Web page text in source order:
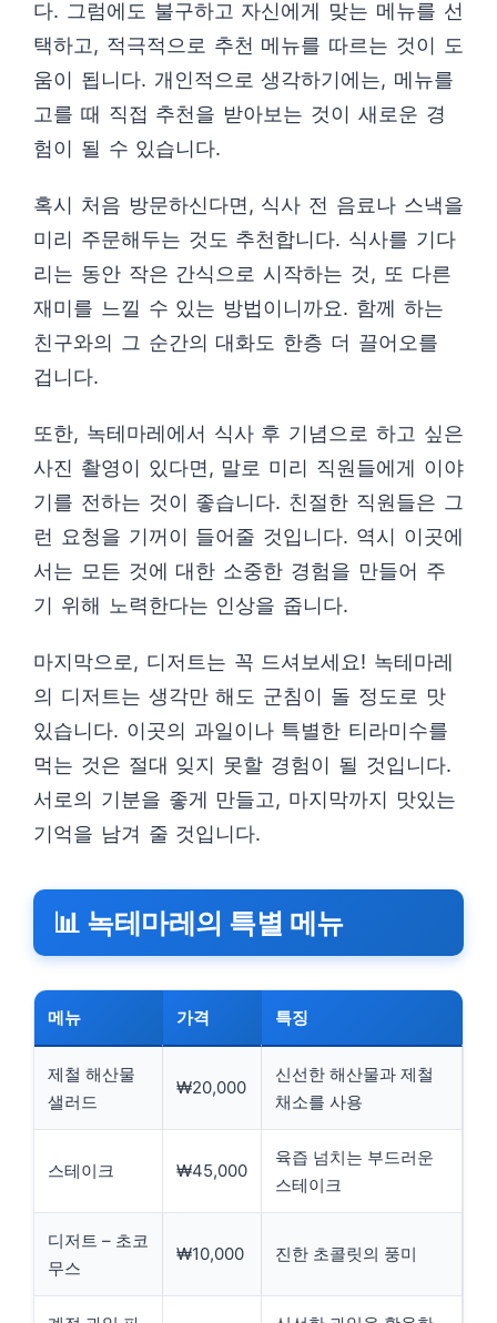
다. 그럼에도 불구하고 자신에게 맞는 메뉴를 선
택하고, 적극적으로 추천 메뉴를 따르는 것이 도
움이 됩니다. 개인적으로 생각하기에는, 메뉴를
고를 때 직접 추천을 받아보는 것이 새로운 경
험이 될 수 있습니다.
혹시 처음 방문하신다면, 식사 전 음료나 스낵을
미리 주문해두는 것도 추천합니다. 식사를 기다
리는 동안 작은 간식으로 시작하는 것, 또 다른
재미를 느낄 수 있는 방법이니까요. 함께 하는
친구와의 그 순간의 대화도 한층 더 끌어오를
겁니다.
또한, 녹테마레에서 식사 후 기념으로 하고 싶은
사진 촬영이 있다면, 말로 미리 직원들에게 이야
기를 전하는 것이 좋습니다. 친절한 직원들은 그
런 요청을 기꺼이 들어줄 것입니다. 역시 이곳에
서는 모든 것에 대한 소중한 경험을 만들어 주
기 위해 노력한다는 인상을 줍니다.
마지막으로, 디저트는 꼭 드셔보세요! 녹테마레
의 디저트는 생각만 해도 군침이 돌 정도로 맛
있습니다. 이곳의 과일이나 특별한 티라미수를
먹는 것은 절대 잊지 못할 경험이 될 것입니다.
서로의 기분을 좋게 만들고, 마지막까지 맛있는
기억을 남겨 줄 것입니다.
📊 녹테마레의 특별 메뉴
메뉴 가격 특징
제철 해산물
샐러드
₩20,000
신선한 해산물과 제철
채소를 사용
스테이크 ₩45,000
육즙 넘치는 부드러운
스테이크
디저트 – 초코
무스
₩10,000 진한 초콜릿의 풍미